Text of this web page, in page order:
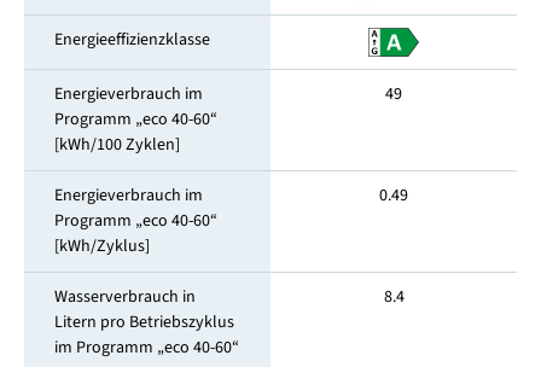
Energieeffizienzklasse
Energieverbrauch im
Programm „eco 40-60“
[kWh/100 Zyklen]
49
Energieverbrauch im
Programm „eco 40-60“
[kWh/Zyklus]
0.49
Wasserverbrauch in
Litern pro Betriebszyklus
im Programm „eco 40-60“
8.4